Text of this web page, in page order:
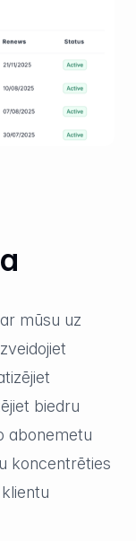
mūsu uz
biedru
abonemetu
koncentrēties